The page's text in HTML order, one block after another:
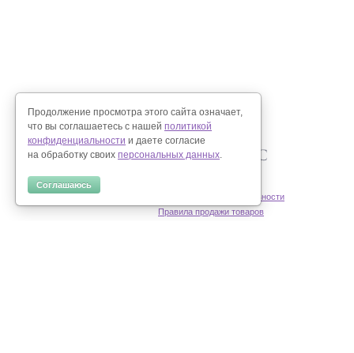
Политика конфиденциальности
Правила продажи товаров
Продолжение просмотра этого сайта означает,
что вы соглашаетесь с нашей политикой
конфиденциальности и даете согласие
на обработку своих персональных данных.
Соглашаюсь